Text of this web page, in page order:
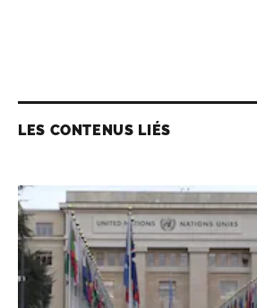
LES CONTENUS LIÉS